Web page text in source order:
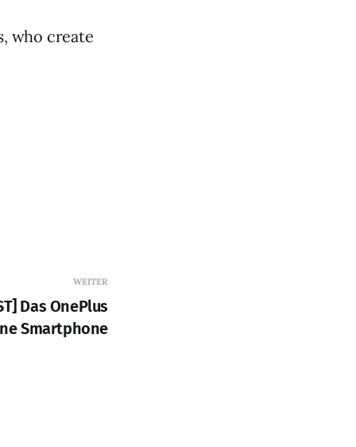
who create
WEITER
Das OnePlus
Smartphone